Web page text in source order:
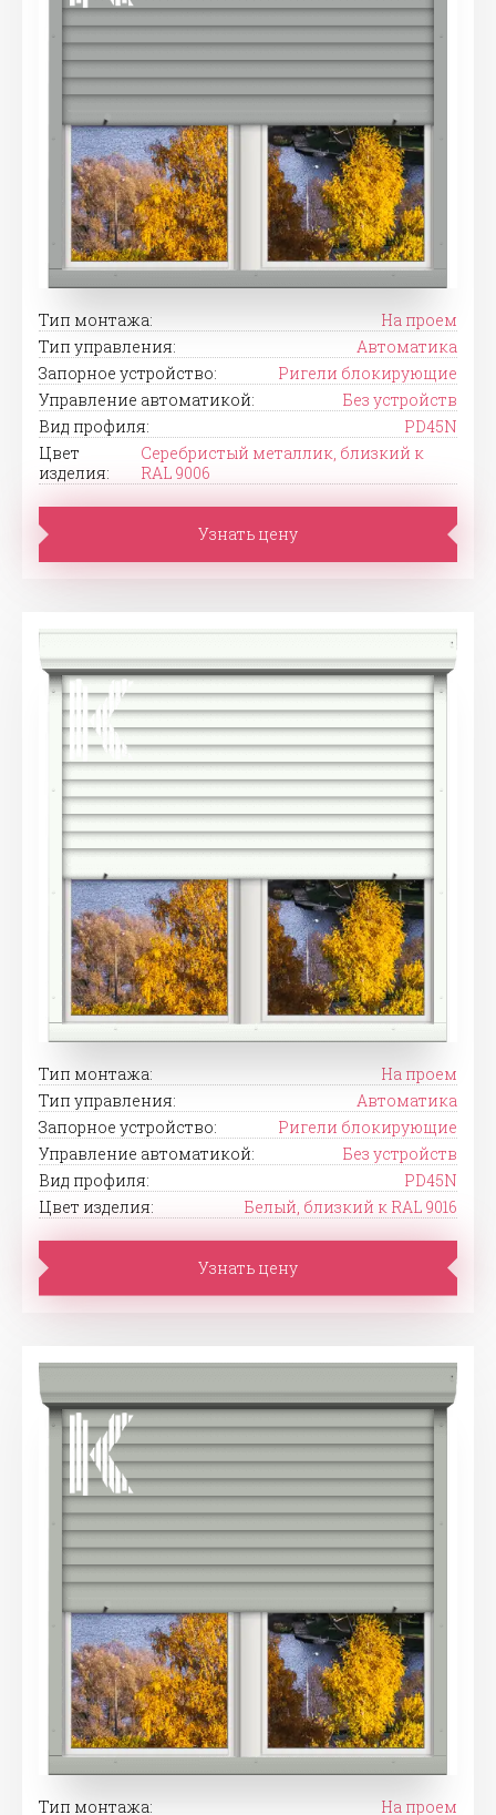
Тип монтажа:
На проем
Тип управления:
Автоматика
Запорное устройство:
Ригели блокирующие
Управление автоматикой:
Без устройств
Вид профиля:
PD45N
Цвет
изделия:
Серебристый металлик, близкий к
RAL 9006
Узнать цену
Тип монтажа:
На проем
Тип управления:
Автоматика
Запорное устройство:
Ригели блокирующие
Управление автоматикой:
Без устройств
Вид профиля:
PD45N
Цвет изделия:
Белый, близкий к RAL 9016
Узнать цену
Тип монтажа: На проем